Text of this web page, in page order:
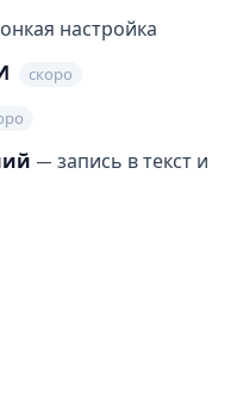
настройка
скоро
— запись в текст и